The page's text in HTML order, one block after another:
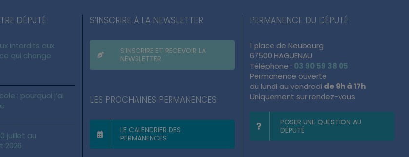
DÉPUTÉ
interdits aux
qui change
: pourquoi j’ai
juillet au
2026
S’INSCRIRE À LA NEWSLETTER
S’INSCRIRE ET RECEVOIR LA
NEWSLETTER
LES PROCHAINES PERMANENCES
LE CALENDRIER DES
PERMANENCES
PERMANENCE DU DÉPUTÉ
1 place de Neubourg
67500 HAGUENAU
Téléphone : 03 90 59 38 05
Permanence ouverte
du lundi au vendredi de 9h à 17h
Uniquement sur rendez-vous
POSER UNE QUESTION AU
DÉPUTÉ